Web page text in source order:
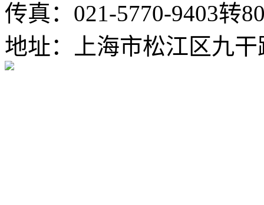
传真：021-5770-9403转
地址：上海市松江区九